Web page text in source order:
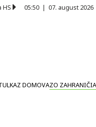
HS 05:50 | 07. august 2026
Z DOMOVAZO ZAHRANIČIA